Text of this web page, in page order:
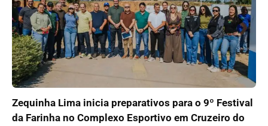
Zequinha Lima inicia preparativos para o 9º Festival
da Farinha no Complexo Esportivo em Cruzeiro do